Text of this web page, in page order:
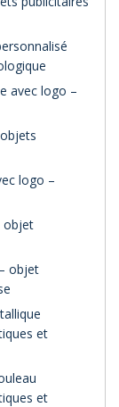
avec logo –
logo –
objet
objet
et
et